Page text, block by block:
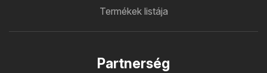
Termékek listája
Partnerség